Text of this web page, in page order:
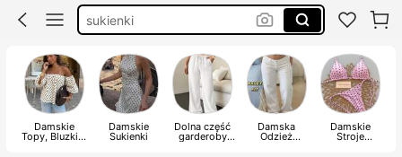
sukienki
sukienka na wesele
Damskie
Topy, Bluzki &
Damskie
Sukienki
Dolna część
garderoby
Damska
Odzież
Damskie
Stroje